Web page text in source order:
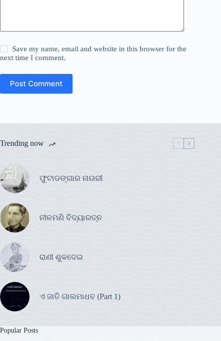
Save my name, email and website in this browser for the
next time I comment.
Post Comment
Trending now
ଫୁଟାଡଙ୍ଗାର ନାଉରୀ
ନୀଳମଣି ବିଦ୍ୟାରତ୍ନ
ରାଣୀ ଶୁକଦେଇ
ଏ ଜାତି ଗାଲମାଧବ (Part 1)
Popular Posts